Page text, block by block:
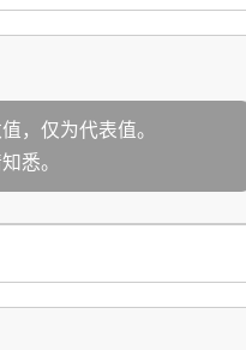
，仅为代表值。
悉。